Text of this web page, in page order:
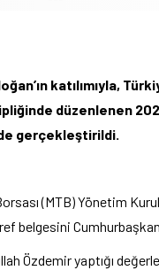
katılımıyla,
düzenlenen
gerçekleştirildi.
(MTB) Yönetim
belgesini
Özdemir yaptığı